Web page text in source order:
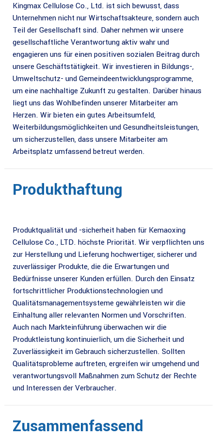
Kingmax Cellulose Co., Ltd. ist sich bewusst, dass
Unternehmen nicht nur Wirtschaftsakteure, sondern auch
Teil der Gesellschaft sind. Daher nehmen wir unsere
gesellschaftliche Verantwortung aktiv wahr und
engagieren uns für einen positiven sozialen Beitrag durch
unsere Geschäftstätigkeit. Wir investieren in Bildungs-,
Umweltschutz- und Gemeindeentwicklungsprogramme,
um eine nachhaltige Zukunft zu gestalten. Darüber hinaus
liegt uns das Wohlbefinden unserer Mitarbeiter am
Herzen. Wir bieten ein gutes Arbeitsumfeld,
Weiterbildungsmöglichkeiten und Gesundheitsleistungen,
um sicherzustellen, dass unsere Mitarbeiter am
Arbeitsplatz umfassend betreut werden.
Produkthaftung
Produktqualität und -sicherheit haben für Kemaoxing
Cellulose Co., LTD. höchste Priorität. Wir verpflichten uns
zur Herstellung und Lieferung hochwertiger, sicherer und
zuverlässiger Produkte, die die Erwartungen und
Bedürfnisse unserer Kunden erfüllen. Durch den Einsatz
fortschrittlicher Produktionstechnologien und
Qualitätsmanagementsysteme gewährleisten wir die
Einhaltung aller relevanten Normen und Vorschriften.
Auch nach Markteinführung überwachen wir die
Produktleistung kontinuierlich, um die Sicherheit und
Zuverlässigkeit im Gebrauch sicherzustellen. Sollten
Qualitätsprobleme auftreten, ergreifen wir umgehend und
verantwortungsvoll Maßnahmen zum Schutz der Rechte
und Interessen der Verbraucher.
Zusammenfassend